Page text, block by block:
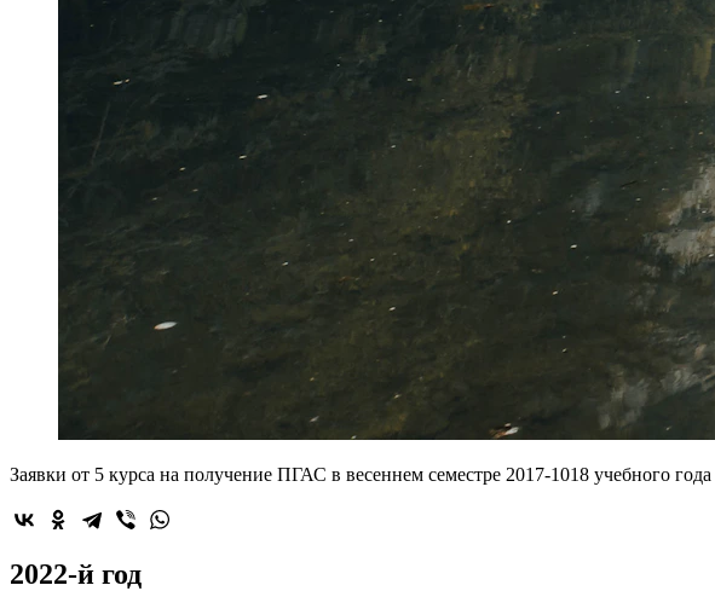
Заявки от 5 курса на получение ПГАС в весеннем семестре 2017-1018 учебного года
2022-й год